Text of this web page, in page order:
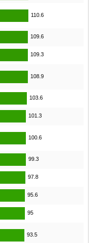
110.6
109.6
109.3
108.9
103.6
101.3
100.6
99.3
97.8
95.6
95
93.5